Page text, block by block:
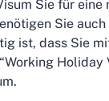
Sie für eine
Sie
ist, dass Sie